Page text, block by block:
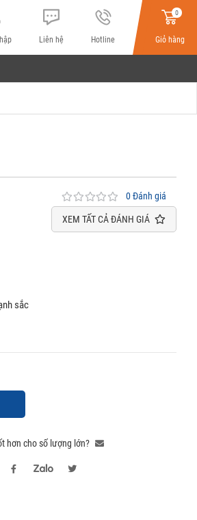
Liên hệ Hotline
0
Giỏ hàng
0 Đánh giá
XEM TẤT CẢ ĐÁNH GIÁ
sắc
hơn cho số lượng lớn?